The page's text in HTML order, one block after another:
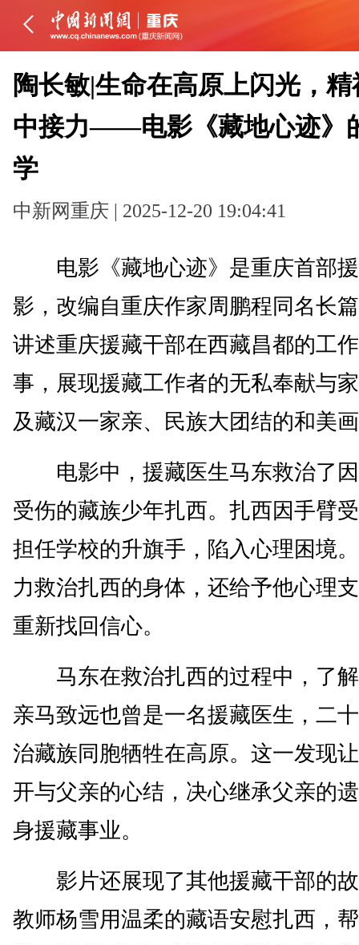
陶长敏|生命在高原上闪光，
中接力——电影《藏地心迹》
学
中新网重庆 | 2025-12-20 19:04:41
电影《藏地心迹》是重庆首部援
影，改编自重庆作家周鹏程同名长
讲述重庆援藏干部在西藏昌都的工
事，展现援藏工作者的无私奉献与
及藏汉一家亲、民族大团结的和美
电影中，援藏医生马东救治了因
受伤的藏族少年扎西。扎西因手臂
担任学校的升旗手，陷入心理困境
力救治扎西的身体，还给予他心理
重新找回信心。
马东在救治扎西的过程中，了解
亲马致远也曾是一名援藏医生，二
治藏族同胞牺牲在高原。这一发现
开与父亲的心结，决心继承父亲的
身援藏事业。
影片还展现了其他援藏干部的故
教师杨雪用温柔的藏语安慰扎西，